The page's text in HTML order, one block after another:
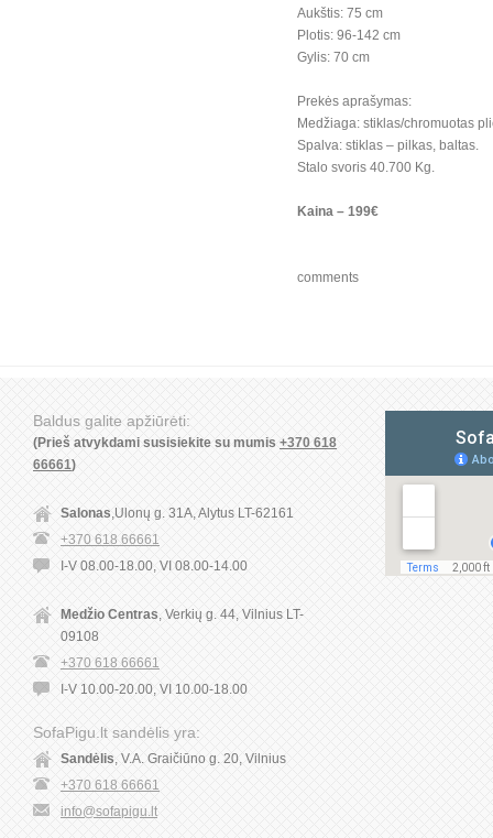
Aukštis: 75 cm
Plotis: 96-142 cm
Gylis: 70 cm
Prekės aprašymas:
Medžiaga: stiklas/chromuotas
Spalva: stiklas – pilkas, baltas.
Stalo svoris 40.700 Kg.
Kaina – 199€
comments
Baldus galite apžiūrėti:
(Prieš atvykdami susisiekite su mumis +370 618
66661)
Salonas ,Ulonų g. 31A, Alytus LT-62161
+370 618 66661
I-V 08.00-18.00, VI 08.00-14.00
Medžio Centras , Verkių g. 44, Vilnius LT-
09108
+370 618 66661
I-V 10.00-20.00, VI 10.00-18.00
SofaPigu.lt sandėlis yra:
Sandėlis , V.A. Graičiūno g. 20, Vilnius
+370 618 66661
info@sofapigu.lt